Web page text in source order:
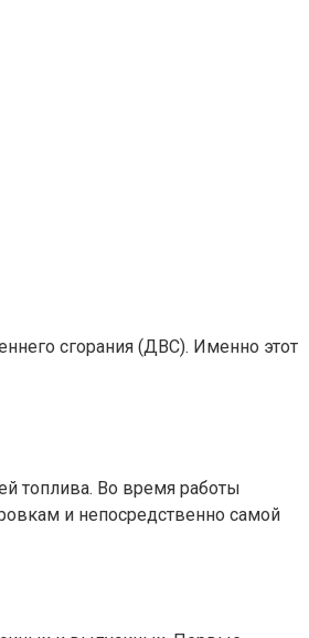
сгорания (ДВС). Именно этот
топлива. Во время работы
и непосредственно самой